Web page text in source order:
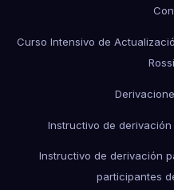
Curso Intensivo de
Instructivo de
Instructivo de derivación
participantes